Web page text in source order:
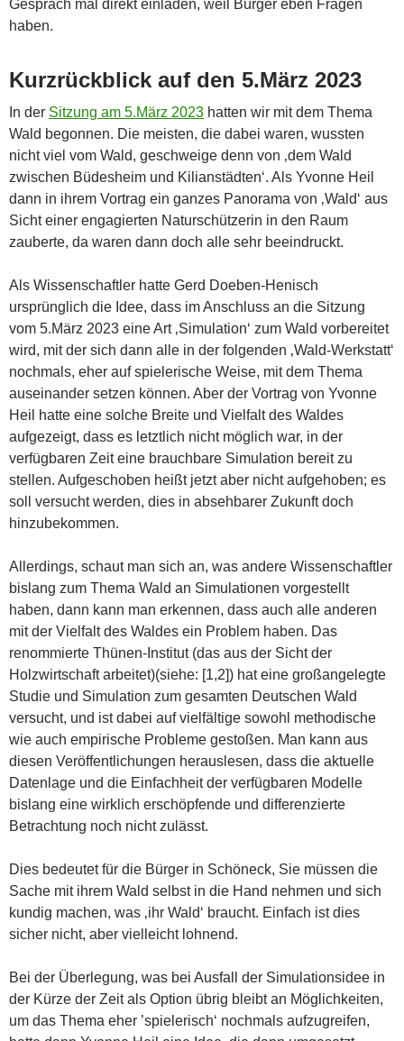
Gespräch mal direkt einladen, weil Bürger eben Fragen
haben.
Kurzrückblick auf den 5.März 2023
In der Sitzung am 5.März 2023 hatten wir mit dem Thema
Wald begonnen. Die meisten, die dabei waren, wussten
nicht viel vom Wald, geschweige denn von ‚dem Wald
zwischen Büdesheim und Kilianstädten‘. Als Yvonne Heil
dann in ihrem Vortrag ein ganzes Panorama von ‚Wald‘ aus
Sicht einer engagierten Naturschützerin in den Raum
zauberte, da waren dann doch alle sehr beeindruckt.
Als Wissenschaftler hatte Gerd Doeben-Henisch
ursprünglich die Idee, dass im Anschluss an die Sitzung
vom 5.März 2023 eine Art ‚Simulation‘ zum Wald vorbereitet
wird, mit der sich dann alle in der folgenden ‚Wald-Werkstatt‘
nochmals, eher auf spielerische Weise, mit dem Thema
auseinander setzen können. Aber der Vortrag von Yvonne
Heil hatte eine solche Breite und Vielfalt des Waldes
aufgezeigt, dass es letztlich nicht möglich war, in der
verfügbaren Zeit eine brauchbare Simulation bereit zu
stellen. Aufgeschoben heißt jetzt aber nicht aufgehoben; es
soll versucht werden, dies in absehbarer Zukunft doch
hinzubekommen.
Allerdings, schaut man sich an, was andere Wissenschaftler
bislang zum Thema Wald an Simulationen vorgestellt
haben, dann kann man erkennen, dass auch alle anderen
mit der Vielfalt des Waldes ein Problem haben. Das
renommierte Thünen-Institut (das aus der Sicht der
Holzwirtschaft arbeitet)(siehe: [1,2]) hat eine großangelegte
Studie und Simulation zum gesamten Deutschen Wald
versucht, und ist dabei auf vielfältige sowohl methodische
wie auch empirische Probleme gestoßen. Man kann aus
diesen Veröffentlichungen herauslesen, dass die aktuelle
Datenlage und die Einfachheit der verfügbaren Modelle
bislang eine wirklich erschöpfende und differenzierte
Betrachtung noch nicht zulässt.
Dies bedeutet für die Bürger in Schöneck, Sie müssen die
Sache mit ihrem Wald selbst in die Hand nehmen und sich
kundig machen, was ‚ihr Wald‘ braucht. Einfach ist dies
sicher nicht, aber vielleicht lohnend.
Bei der Überlegung, was bei Ausfall der Simulationsidee in
der Kürze der Zeit als Option übrig bleibt an Möglichkeiten,
um das Thema eher ’spielerisch‘ nochmals aufzugreifen,